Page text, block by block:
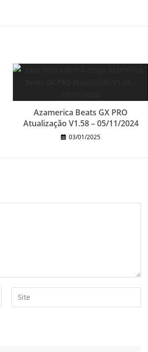
Azamerica Beats GX PRO
Atualização V1.58 – 05/11/2024
03/01/2025
Digite
o